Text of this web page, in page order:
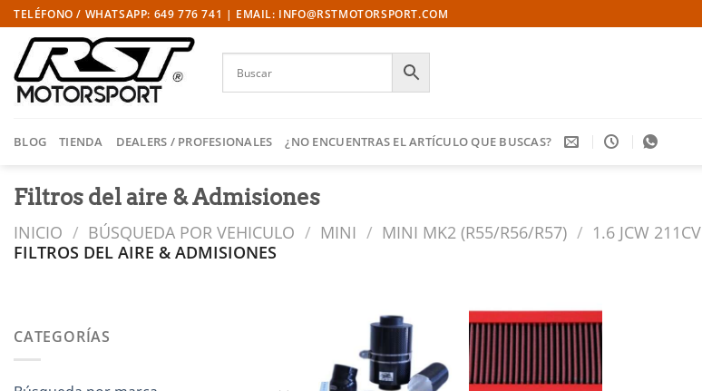
Saltar
al
contenido
TELÉFONO / WHATSAPP: 649 776 741 | EMAIL: INFO@RSTMOTORSPORT.COM
BLOG TIENDA DEALERS / PROFESIONALES ¿NO ENCUENTRAS EL ARTÍCULO QUE BUSCAS?
Filtros del aire & Admisiones
INICIO / BÚSQUEDA POR VEHICULO / MINI / MINI MK2 (R55/R56/R57) / 1.6 JCW 211CV
FILTROS DEL AIRE & ADMISIONES
CATEGORÍAS
Añadir
a la
lista de
deseos
Añadir
deseos